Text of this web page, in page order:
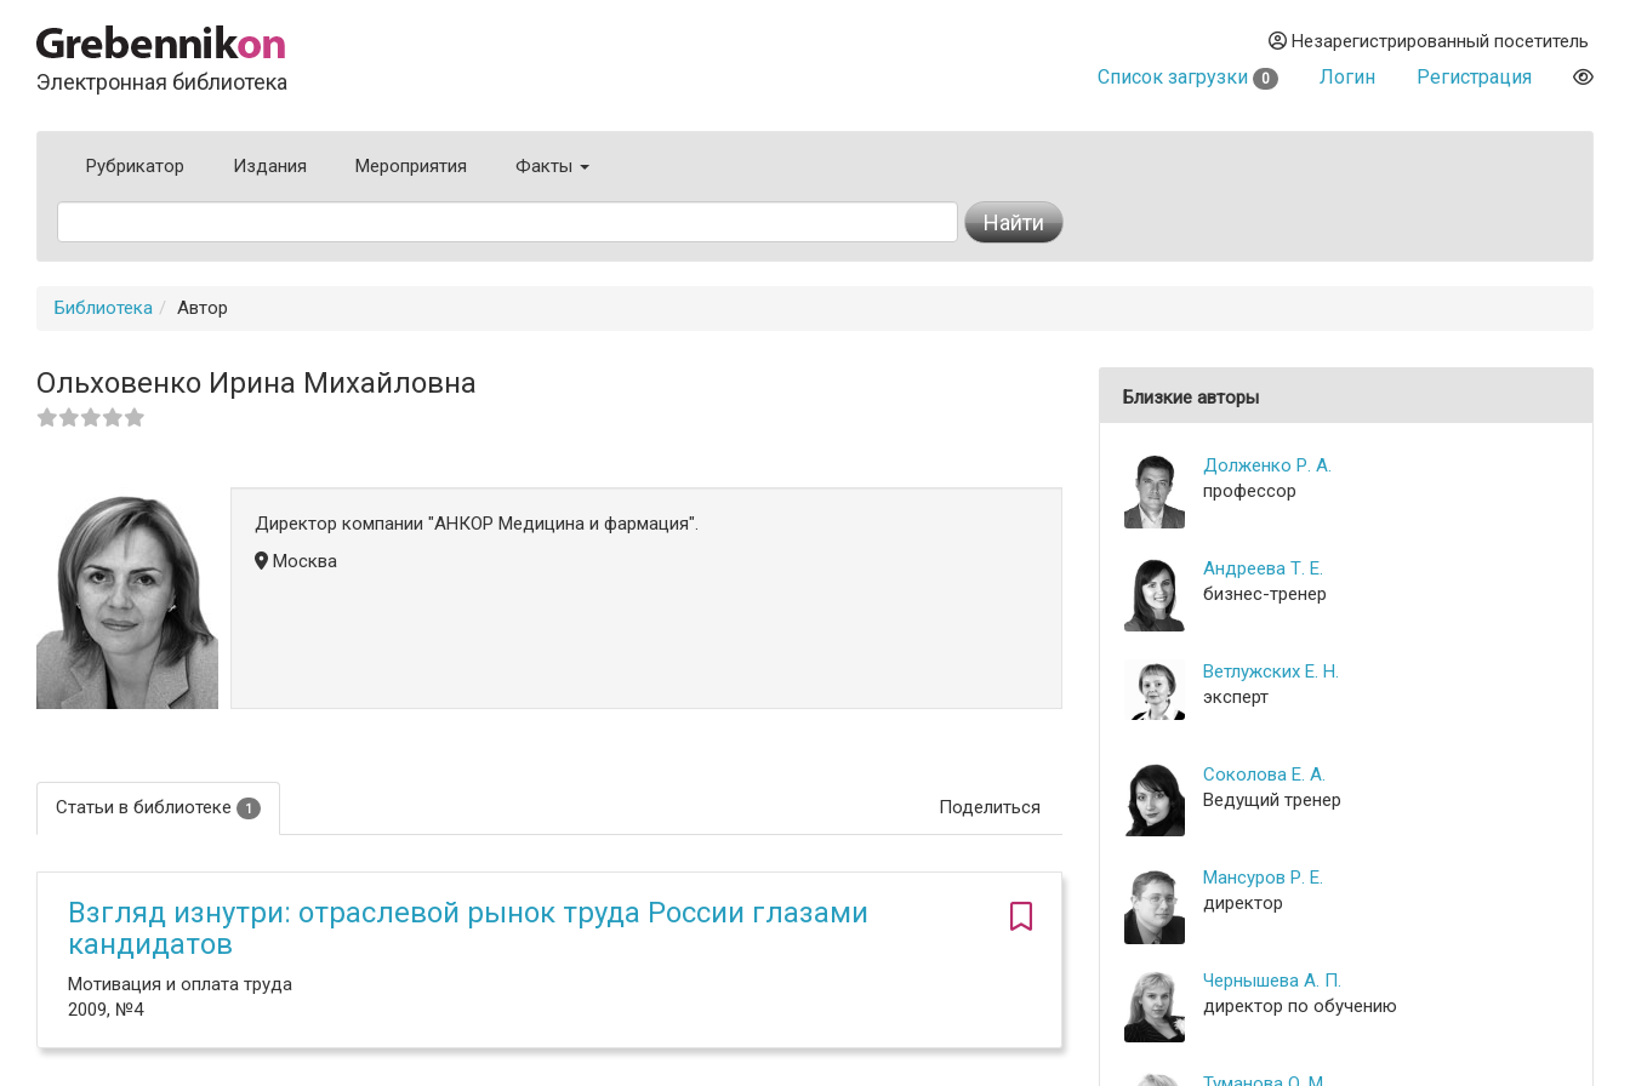
Электронная библиотека
Незарегистрированный посетитель
Список загрузки 0 Логин Регистрация
Рубрикатор Издания Мероприятия Факты
Найти
Библиотека Автор
Ольховенко Ирина Михайловна
Директор компании "АНКОР Медицина и фармация".
Москва
Статьи в библиотеке 1 Поделиться
Взгляд изнутри: отраслевой рынок труда России глазами
кандидатов
Мотивация и оплата труда
2009, №4
Близкие авторы
Долженко Р. А.
профессор
Андреева Т. Е.
бизнес-тренер
Ветлужских Е. Н.
эксперт
Соколова Е. А.
Ведущий тренер
Мансуров Р. Е.
директор
Чернышева А. П.
директор по обучению